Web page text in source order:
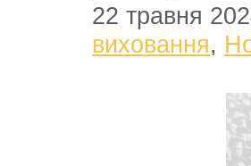
22 травня
виховання,